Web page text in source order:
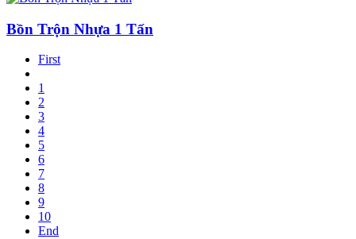
Bồn Trộn Nhựa 1 Tấn
First
1
2
3
4
5
6
7
8
9
10
End